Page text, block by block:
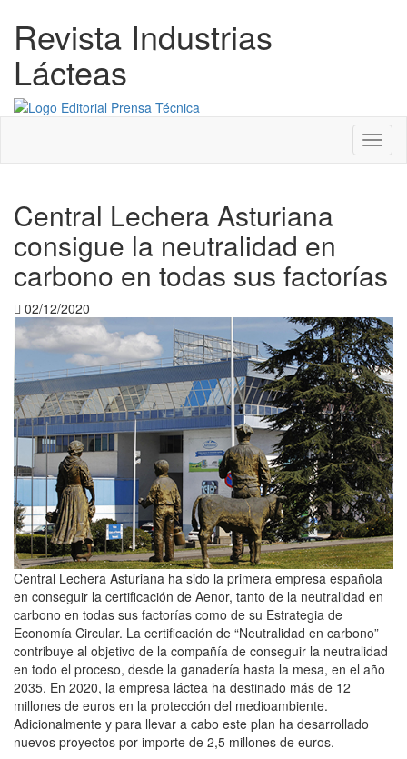
Revista Industrias
Lácteas
Menú
Central Lechera Asturiana
consigue la neutralidad en
carbono en todas sus factorías
02/12/2020
Central Lechera Asturiana ha sido la primera empresa española
en conseguir la certificación de Aenor, tanto de la neutralidad en
carbono en todas sus factorías como de su Estrategia de
Economía Circular. La certificación de “Neutralidad en carbono”
contribuye al objetivo de la compañía de conseguir la neutralidad
en todo el proceso, desde la ganadería hasta la mesa, en el año
2035. En 2020, la empresa láctea ha destinado más de 12
millones de euros en la protección del medioambiente.
Adicionalmente y para llevar a cabo este plan ha desarrollado
nuevos proyectos por importe de 2,5 millones de euros.